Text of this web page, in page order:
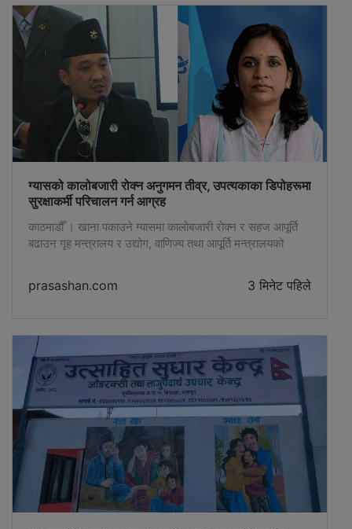
ग्यासको कालोबजारी रोक्न अनुगमन तीव्र, उपत्यकाका डिपोहरूमा
सुरक्षाकर्मी परिचालन गर्न आग्रह
काठमाडौँ । खाना पकाउने ग्यासमा कालोबजारी रोक्न र सहज आपूर्ति
बढाउन गृह मन्त्रालय र उद्योग, वाणिज्य तथा आपूर्ति मन्त्रालयको
कुनै समस्या नरहे पनि बजारमा एकाएक कृत्रिम अभाव सिर्जना गरी
कालोबजारी भइरहेको भन्दै उद्योग मन्त्रालयमा लगातार गुनासो तथा
prasashan.com 3 मिनेट पहिले